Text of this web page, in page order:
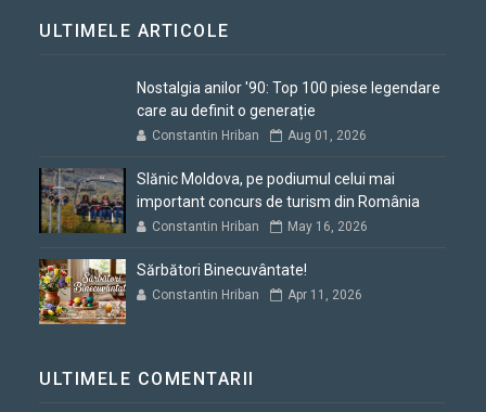
ULTIMELE ARTICOLE
Nostalgia anilor '90: Top 100 piese legendare
care au definit o generație
Constantin Hriban Aug 01, 2026
Slănic Moldova, pe podiumul celui mai
important concurs de turism din România
Constantin Hriban May 16, 2026
Sărbători Binecuvântate!
Constantin Hriban Apr 11, 2026
ULTIMELE COMENTARII